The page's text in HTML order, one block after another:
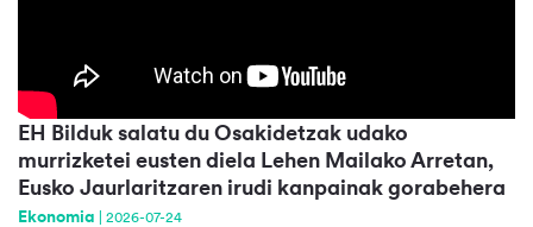
EH Bilduk salatu du Osakidetzak udako
murrizketei eusten diela Lehen Mailako Arretan,
Eusko Jaurlaritzaren irudi kanpainak gorabehera
Ekonomia 2026-07-24